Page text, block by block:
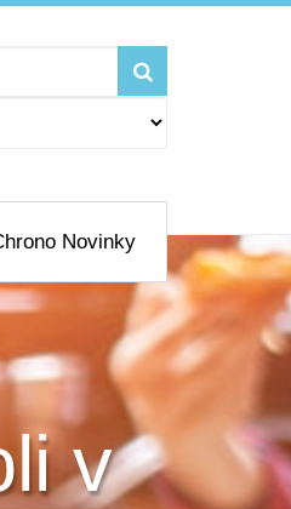
Novinky
v